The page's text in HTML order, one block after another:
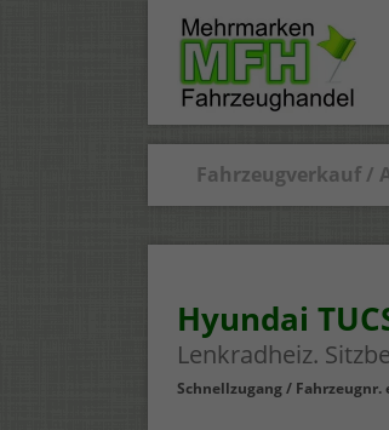
Fahrzeugverkauf /
Hyundai
Lenkradheiz.
Schnellzugang / Fahrzeugnr.